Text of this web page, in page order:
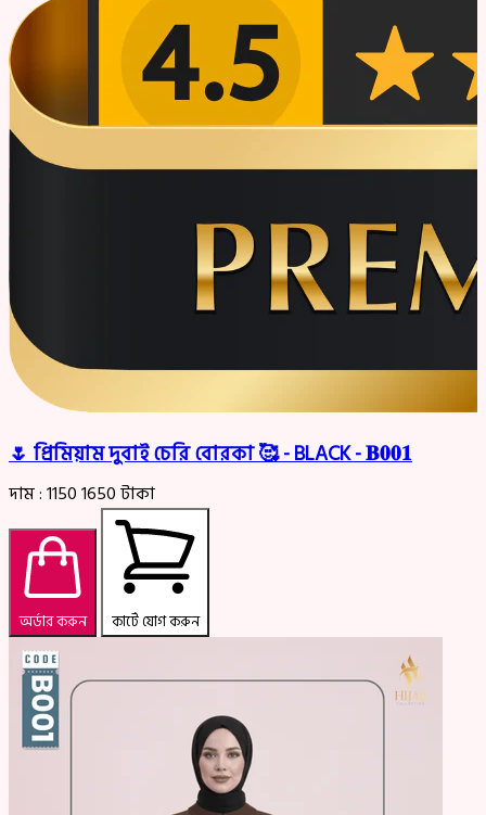
🌷 প্রিমিয়াম দুবাই চেরি বোরকা 🥰 - BLACK - 𝐁𝟎𝟎𝟏
দাম :11501650টাকা
অর্ডার করুন কার্টে যোগ করুন